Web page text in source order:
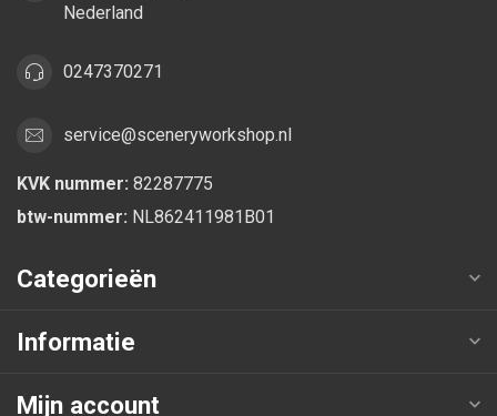
Nederland
0247370271
service@sceneryworkshop.nl
KVK nummer: 82287775
btw-nummer: NL862411981B01
Categorieën
Informatie
Mijn account